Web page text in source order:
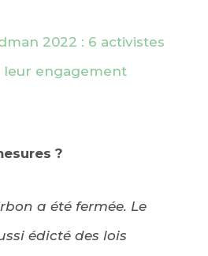
2022 : 6 activistes
leur engagement
?
a été fermée. Le
édicté des lois